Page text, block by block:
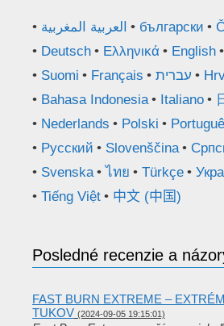
العربية المغربية български
Deutsch
Ελληνικά English
Suomi
Français עברית
Bahasa Indonesia
Italiano
Nederlands
Polski
Русский
Slovenščina
Svenska
ไทย Türkçe
Tiếng Việt
中文 (中国)
Posledné recenzie a
FAST BURN EXTREME –
TUKOV (2024-09-05 19:15:01)